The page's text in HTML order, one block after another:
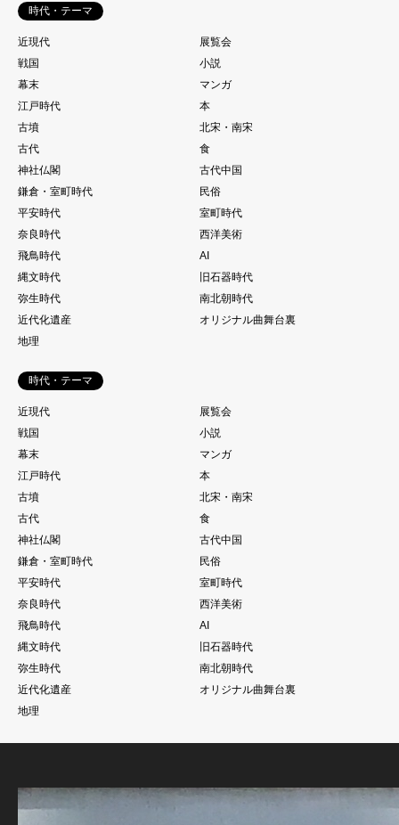
時代・テーマ
近現代
展覧会
戦国
小説
幕末
マンガ
江戸時代
本
古墳
北宋・南宋
古代
食
神社仏閣
古代中国
鎌倉・室町時代
民俗
平安時代
室町時代
奈良時代
西洋美術
飛鳥時代
AI
縄文時代
旧石器時代
弥生時代
南北朝時代
近代化遺産
オリジナル曲舞台裏
地理
時代・テーマ
近現代
展覧会
戦国
小説
幕末
マンガ
江戸時代
本
古墳
北宋・南宋
古代
食
神社仏閣
古代中国
鎌倉・室町時代
民俗
平安時代
室町時代
奈良時代
西洋美術
飛鳥時代
AI
縄文時代
旧石器時代
弥生時代
南北朝時代
近代化遺産
オリジナル曲舞台裏
地理